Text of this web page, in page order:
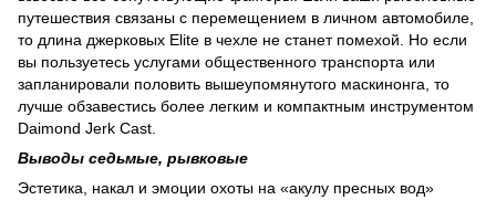
путешествия связаны с перемещением в личном автомобиле,
то длина джерковых Elite в чехле не станет помехой. Но если
вы пользуетесь услугами общественного транспорта или
запланировали половить вышеупомянутого маскинонга, то
лучше обзавестись более легким и компактным инструментом
Daimond Jerk Cast.
Выводы седьмые, рывковые
Эстетика, накал и эмоции охоты на «акулу пресных вод»